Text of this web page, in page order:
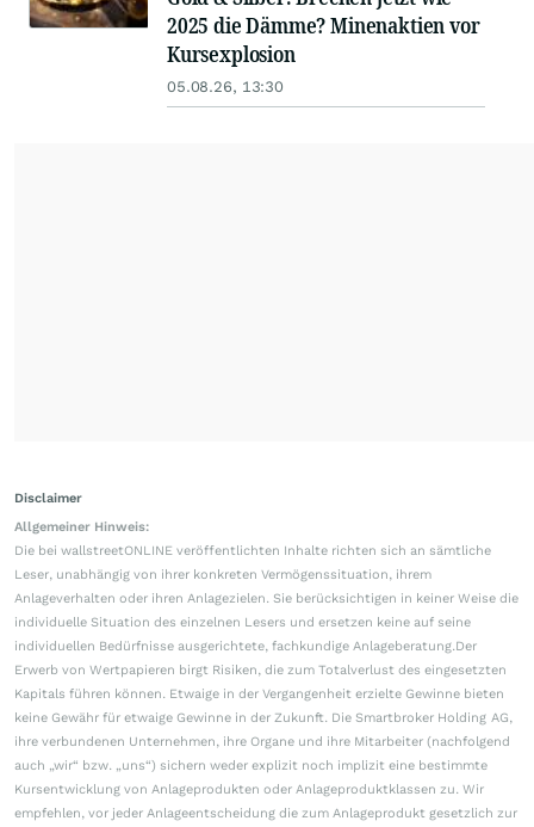
2025 die Dämme? Minenaktien vor
Kursexplosion
05.08.26, 13:30
Disclaimer
Allgemeiner Hinweis:
Die bei wallstreetONLINE veröffentlichten Inhalte richten sich an sämtliche
Leser, unabhängig von ihrer konkreten Vermögenssituation, ihrem
Anlageverhalten oder ihren Anlagezielen. Sie berücksichtigen in keiner Weise die
individuelle Situation des einzelnen Lesers und ersetzen keine auf seine
individuellen Bedürfnisse ausgerichtete, fachkundige Anlageberatung.Der
Erwerb von Wertpapieren birgt Risiken, die zum Totalverlust des eingesetzten
Kapitals führen können. Etwaige in der Vergangenheit erzielte Gewinne bieten
keine Gewähr für etwaige Gewinne in der Zukunft. Die Smartbroker Holding AG,
ihre verbundenen Unternehmen, ihre Organe und ihre Mitarbeiter (nachfolgend
auch „wir“ bzw. „uns“) sichern weder explizit noch implizit eine bestimmte
Kursentwicklung von Anlageprodukten oder Anlageproduktklassen zu. Wir
empfehlen, vor jeder Anlageentscheidung die zum Anlageprodukt gesetzlich zur